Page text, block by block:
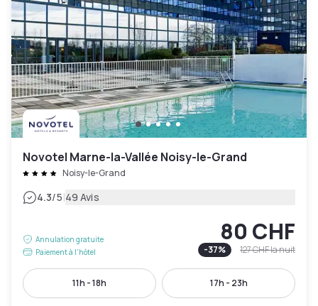
Novotel Marne-la-Vallée Noisy-le-Grand
Noisy-le-Grand
4.3/5|49 Avis
Annulation gratuite
Paiement à l'hôtel
80 CHF
-37% 127 CHFla nuit
11h - 18h 17h - 23h